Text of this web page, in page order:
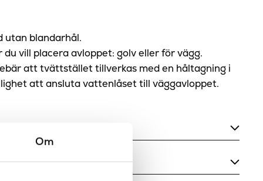
Om
utan blandarhål.
vill placera avloppet: golv eller för vägg.
att tvättstället tillverkas med en håltagning i
att ansluta vattenlåset till väggavloppet.